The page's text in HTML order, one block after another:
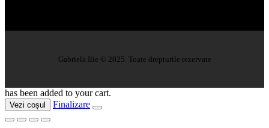
Gabriela Ilie © 2025. Toate drepturile rezervate
has been added to your cart.
Vezi coșul Finalizare